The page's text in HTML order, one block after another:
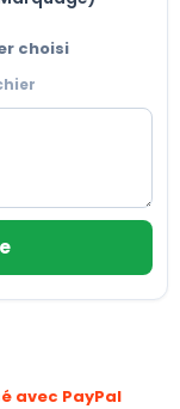
choisi
avec PayPal